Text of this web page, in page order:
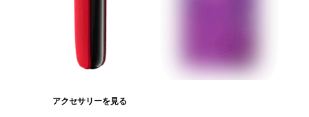
アクセサリーを見る